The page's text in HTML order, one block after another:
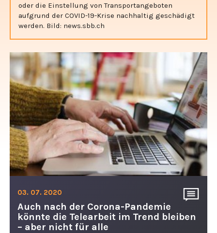
oder die Einstellung von Transportangeboten
aufgrund der COVID-19-Krise nachhaltig geschädigt
werden. Bild: news.sbb.ch
03. 07. 2020
Auch nach der Corona-Pandemie
könnte die Telearbeit im Trend bleiben
– aber nicht für alle